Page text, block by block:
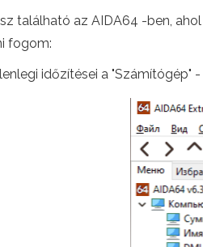
található az AIDA64 -ben,
fogom:
időzítései a "Számítógép"